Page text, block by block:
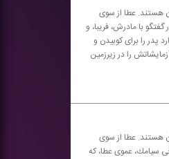
هستند. عطا از سوی
با مادرش، فریبا، و
پدر را برای كوبیدن و
را در زیرزمین
هستند. عطا از سوی
سیامك، عموی عطا، كه